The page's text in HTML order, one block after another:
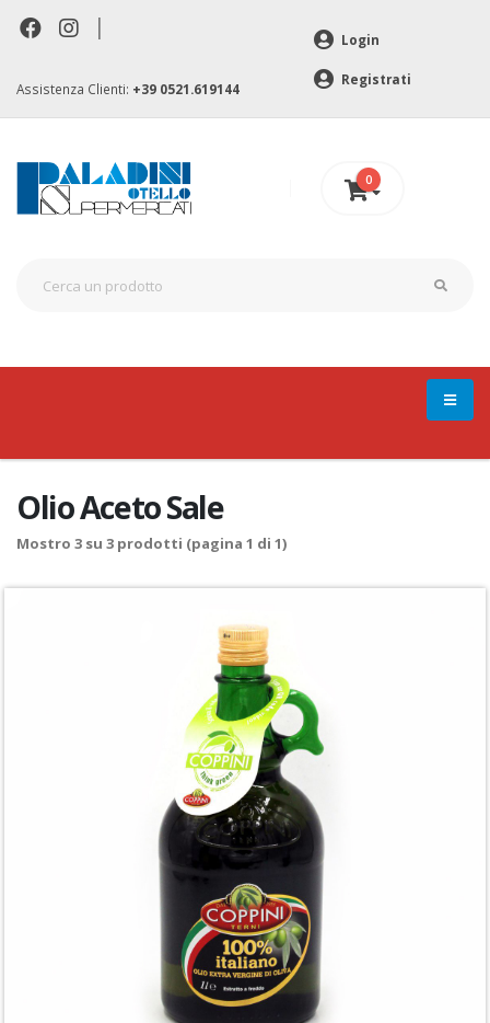
|
Assistenza Clienti: +39 0521.619144
Login
Registrati
0
Olio Aceto Sale
Mostro 3 su 3 prodotti (pagina 1 di 1)